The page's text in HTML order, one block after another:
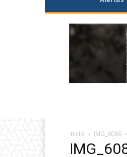
Inicio IMG_6086